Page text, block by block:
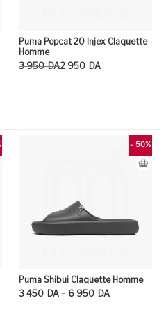
Puma Popcat 20 Injex Claquette
Homme
3 950 DA
Le prix initial était : 3 950DA.
2 950 DA
Le prix actuel est : 2 950DA.
- 50%
Puma Shibui Claquette Homme
3 450 DA – 6 950 DA
Plage de prix : 3 450DA à 6 950DA